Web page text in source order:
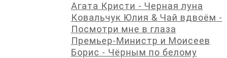
Агата Кристи - Черная луна
Ковальчук Юлия & Чай вдвоём -
Посмотри мне в глаза
Премьер-Министр и Моисеев
Борис - Чёрным по белому